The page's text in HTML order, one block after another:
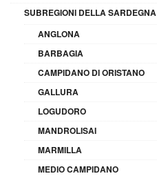
SUBREGIONI DELLA SARDEGNA
ANGLONA
BARBAGIA
CAMPIDANO DI ORISTANO
GALLURA
LOGUDORO
MANDROLISAI
MARMILLA
MEDIO CAMPIDANO